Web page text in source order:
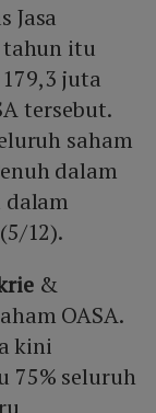
Jasa
tahun itu
juta
tersebut.
saham
dalam
dalam
12).
&
OASA.
kini
75% seluruh